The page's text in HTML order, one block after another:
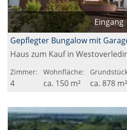
Eingang
Haus zum Kauf in
Zimmer:
4
Wohnfläche:
ca. 150 m² ca. 878 m²